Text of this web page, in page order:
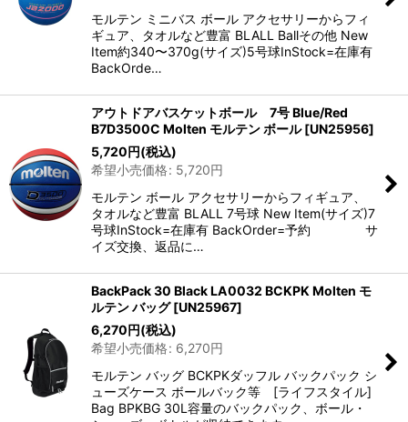
モルテン ミニバス ボール アクセサリーからフィ
ギュア、タオルなど豊富 BLALL Ballその他 New
Item約340〜370g(サイズ)5号球InStock=在庫有
BackOrde…
アウトドアバスケットボール 7号 Blue/Red
B7D3500C Molten モルテン ボール [UN25956]
5,720円(税込)
希望小売価格: 5,720円
モルテン ボール アクセサリーからフィギュア、
タオルなど豊富 BLALL 7号球 New Item(サイズ)7
号球InStock=在庫有 BackOrder=予約 サ
イズ交換、返品に…
BackPack 30 Black LA0032 BCKPK Molten モ
ルテン バッグ [UN25967]
6,270円(税込)
希望小売価格: 6,270円
モルテン バッグ BCKPKダッフル バックパック シ
ューズケース ボールバック等 [ライフスタイル]
Bag BPKBG 30L容量のバックパック、ボール・